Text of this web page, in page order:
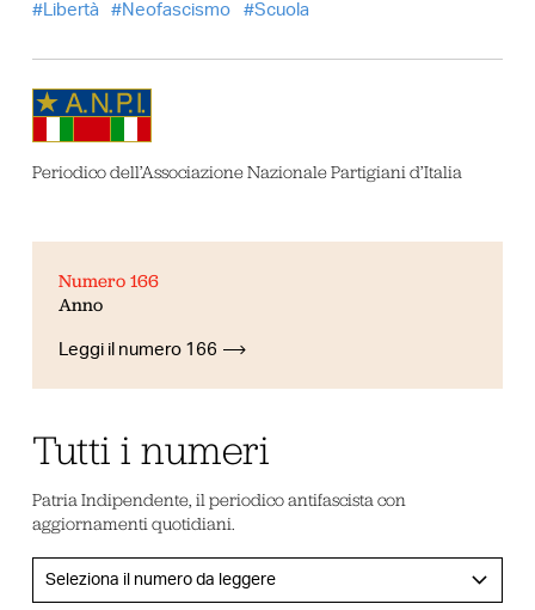
Libertà
Neofascismo Scuola
Periodico dell’Associazione Nazionale Partigiani d’Italia
Numero 166
Anno
Leggi il numero 166
Tutti i numeri
Patria Indipendente, il periodico antifascista con
aggiornamenti quotidiani.